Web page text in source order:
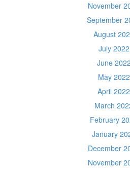
November
September
August
July 2022
June 2022
May 2022
April 2022
March
February
January
December
November